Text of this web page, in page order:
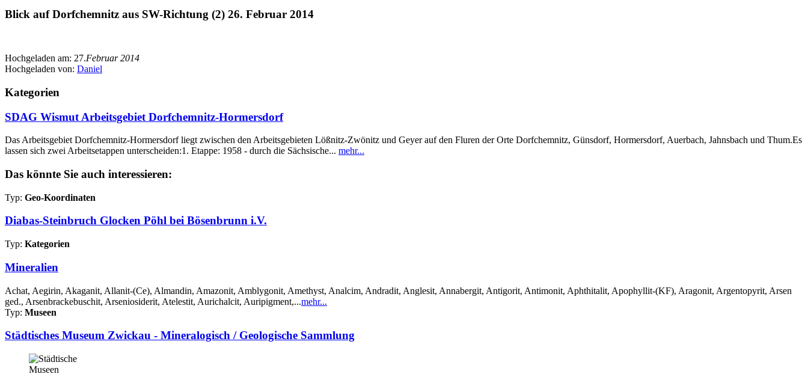
Blick auf Dorfchemnitz aus SW-Richtung (2) 26. Februar 2014
Hochgeladen am: 27.Februar 2014
Hochgeladen von: Daniel
Kategorien
SDAG Wismut Arbeitsgebiet Dorfchemnitz-Hormersdorf
Das Arbeitsgebiet Dorfchemnitz-Hormersdorf liegt zwischen den Arbeitsgebieten Lößnitz-Zwönitz und Geyer auf den Fluren der Orte Dorfchemnitz, Günsdorf, Hormersdorf, Auerbach, Jahnsbach und Thum.Es
lassen sich zwei Arbeitsetappen unterscheiden:1. Etappe: 1958 - durch die Sächsische... mehr...
Das könnte Sie auch interessieren:
Typ: Geo-Koordinaten
Diabas-Steinbruch Glocken Pöhl bei Bösenbrunn i.V.
Typ: Kategorien
Mineralien
Achat, Aegirin, Akaganit, Allanit-(Ce), Almandin, Amazonit, Amblygonit, Amethyst, Analcim, Andradit, Anglesit, Annabergit, Antigorit, Antimonit, Aphthitalit, Apophyllit-(KF), Aragonit, Argentopyrit, Arsen
ged., Arsenbrackebuschit, Arseniosiderit, Atelestit, Aurichalcit, Auripigment,...mehr...
Typ: Museen
Städtisches Museum Zwickau - Mineralogisch / Geologische Sammlung